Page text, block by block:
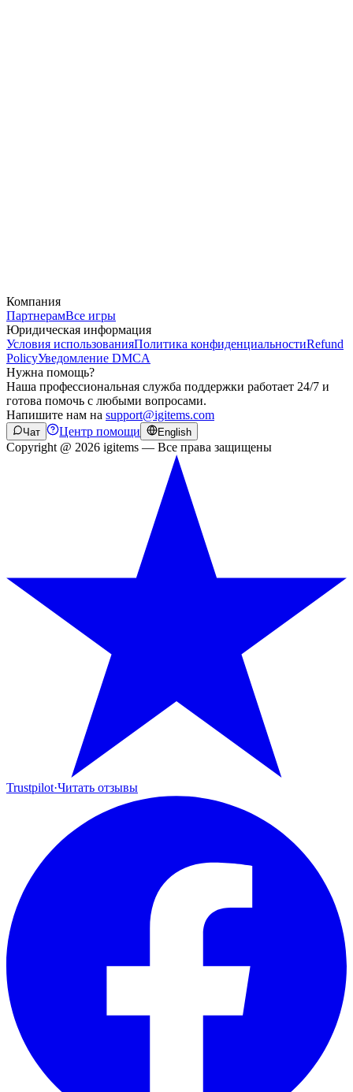
Компания
ПартнерамВсе игры
Юридическая информация
Условия использованияПолитика конфиденциальностиRefund
PolicyУведомление DMCA
Нужна помощь?
Наша профессиональная служба поддержки работает 24/7 и
готова помочь с любыми вопросами.
Напишите нам на support@igitems.com
Чат Центр помощи English
Copyright @ 2026 igitems — Все права защищены
Trustpilot·Читать отзывы